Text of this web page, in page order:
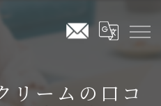
リームの口コ